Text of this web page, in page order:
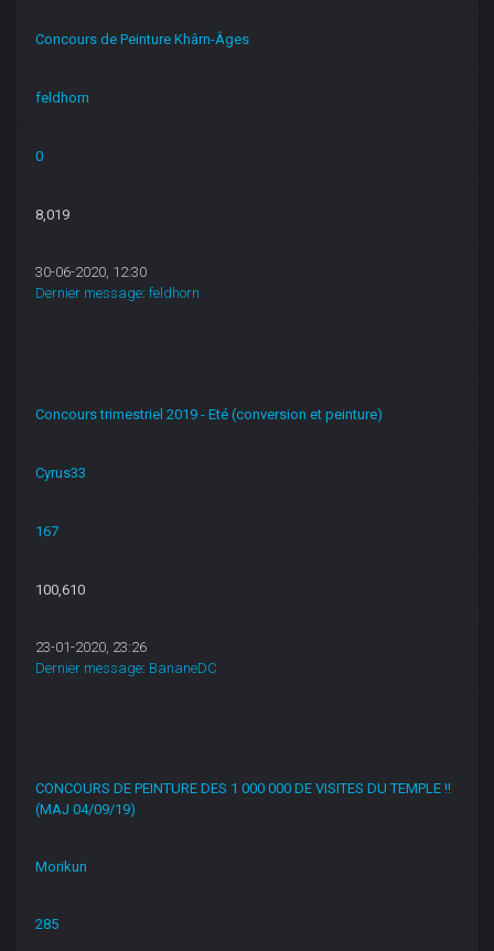
Concours de Peinture Khârn-Âges
feldhorn
0
8,019
30-06-2020, 12:30
Dernier message:feldhorn
Concours trimestriel 2019 - Eté (conversion et peinture)
Cyrus33
167
100,610
23-01-2020, 23:26
Dernier message: BananeDC
CONCOURS DE PEINTURE DES 1 000 000 DE VISITES DU TEMPLE !!
(MAJ 04/09/19)
Morikun
285